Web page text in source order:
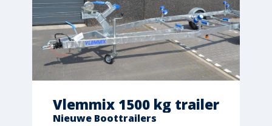
Vlemmix 1500 kg trailer
Nieuwe Boottrailers